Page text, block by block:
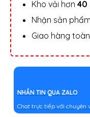
Kho vải hơn 40
Nhận sản
Giao hàng
NHẮN TIN QUA ZALO
Chat trực tiếp với chuyên